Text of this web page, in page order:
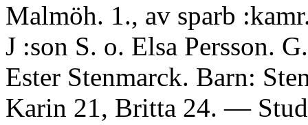
Malmöh. 1., av sparb
J :son S. o. Elsa Persson.
Ester Stenmarck. Barn:
Karin 21, Britta 24. —